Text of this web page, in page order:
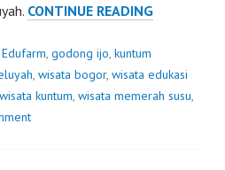
CONTINUE READINGTK
KE
Edufarm, godong ijo, kuntum
, wisata bogor, wisata edukasi
wisata kuntum, wisata memerah susu,